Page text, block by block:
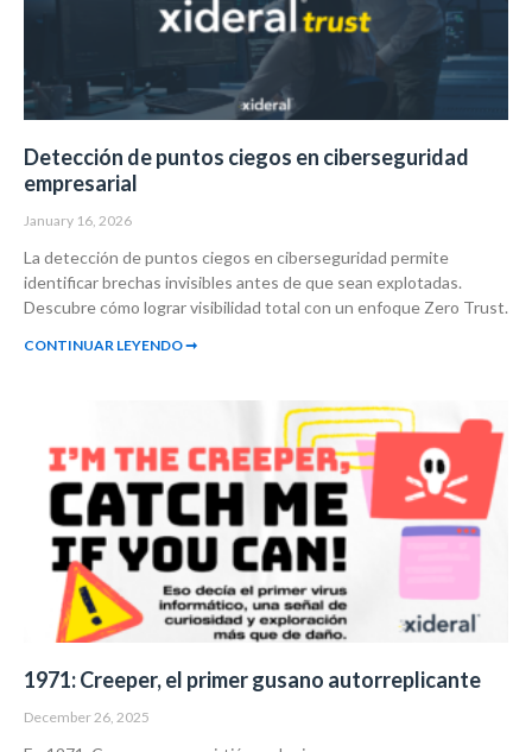
Detección de puntos ciegos en ciberseguridad
empresarial
January 16, 2026
La detección de puntos ciegos en ciberseguridad permite
identificar brechas invisibles antes de que sean explotadas.
Descubre cómo lograr visibilidad total con un enfoque Zero Trust.
CONTINUAR LEYENDO ➞
1971: Creeper, el primer gusano autorreplicante
December 26, 2025